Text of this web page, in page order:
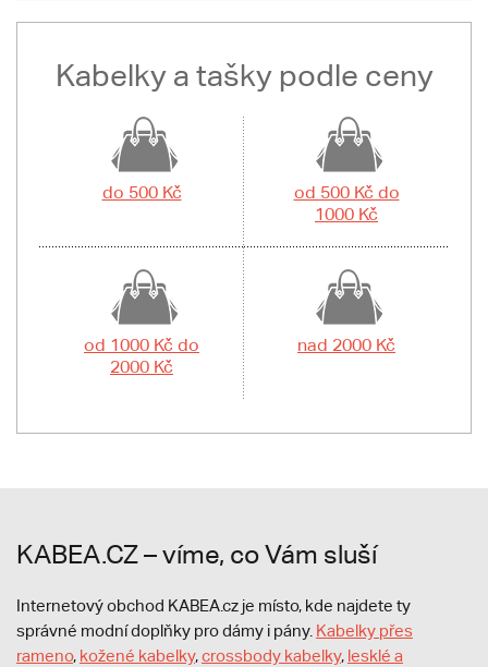
Kabelky a tašky podle ceny
do 500 Kč
od 500 Kč do
1000 Kč
od 1000 Kč do
2000 Kč
nad 2000 Kč
KABEA.CZ – víme, co Vám sluší
Internetový obchod KABEA.cz je místo, kde najdete ty
správné modní doplňky pro dámy i pány. Kabelky přes
rameno, kožené kabelky,crossbody kabelky, lesklé a